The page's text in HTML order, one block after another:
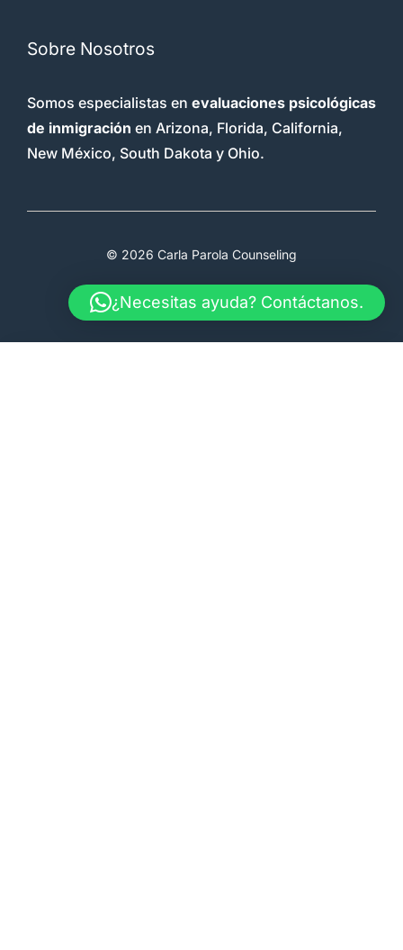
Sobre Nosotros
Somos especialistas en evaluaciones psicológicas
de inmigración en Arizona, Florida, California,
New México, South Dakota y Ohio.
© 2026 Carla Parola Counseling
Terms & Conditions Faq Therapy
¿Necesitas ayuda? Contáctanos.